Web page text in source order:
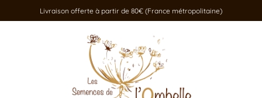
Livraison offerte à partir de 80€ (France métropolitaine)